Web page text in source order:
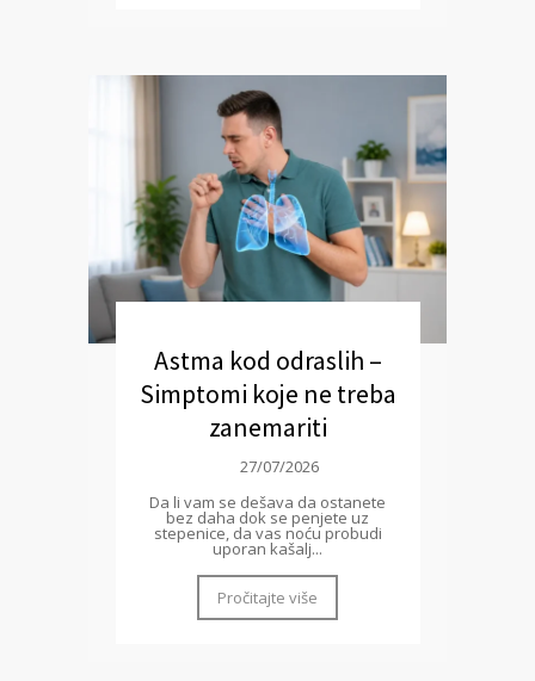
Astma kod odraslih –
Simptomi koje ne treba
zanemariti
27/07/2026
Da li vam se dešava da ostanete
bez daha dok se penjete uz
stepenice, da vas noću probudi
uporan kašalj...
Pročitajte više